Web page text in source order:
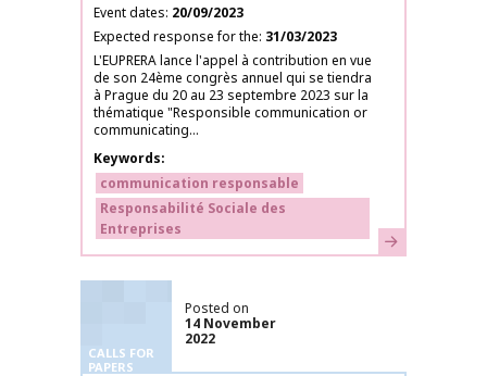
Event dates 20/09/2023
Expected response for the 31/03/2023
L'EUPRERA lance l'appel à contribution en vue
de son 24ème congrès annuel qui se tiendra
à Prague du 20 au 23 septembre 2023 sur la
thématique "Responsible communication or
communicating...
Keywords
communication responsable
Responsabilité Sociale des
Entreprises
Learn more
CALLS FOR
PAPERS
Posted on
14 November
2022